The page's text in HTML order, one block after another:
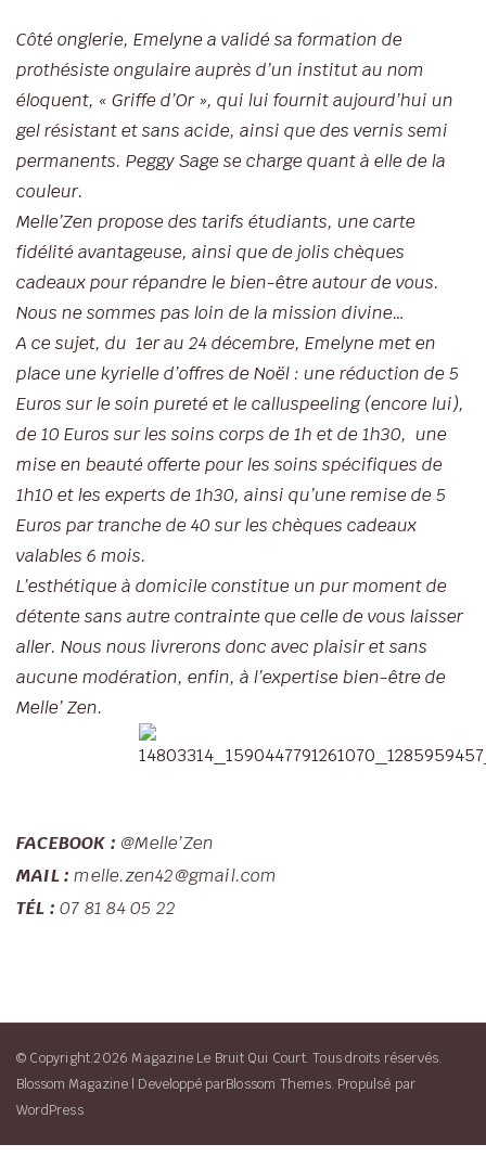
Côté onglerie, Emelyne a validé sa formation de
prothésiste ongulaire auprès d’un institut au nom
éloquent, « Griffe d’Or », qui lui fournit aujourd’hui un
gel résistant et sans acide, ainsi que des vernis semi
permanents. Peggy Sage se charge quant à elle de la
couleur.
Melle’Zen propose des tarifs étudiants, une carte
fidélité avantageuse, ainsi que de jolis chèques
cadeaux pour répandre le bien-être autour de vous.
Nous ne sommes pas loin de la mission divine…
A ce sujet, du 1er au 24 décembre, Emelyne met en
place une kyrielle d’offres de Noël : une réduction de 5
Euros sur le soin pureté et le calluspeeling (encore lui),
de 10 Euros sur les soins corps de 1h et de 1h30, une
mise en beauté offerte pour les soins spécifiques de
1h10 et les experts de 1h30, ainsi qu’une remise de 5
Euros par tranche de 40 sur les chèques cadeaux
valables 6 mois.
L’esthétique à domicile constitue un pur moment de
détente sans autre contrainte que celle de vous laisser
aller. Nous nous livrerons donc avec plaisir et sans
aucune modération, enfin, à l’expertise bien-être de
Melle’ Zen.
FACEBOOK : @Melle’Zen
MAIL : melle.zen42@gmail.com
TÉL : 07 81 84 05 22
© Copyright.2026 Magazine Le Bruit Qui Court. Tous droits réservés.
Blossom Magazine | Developpé parBlossom Themes. Propulsé par
WordPress